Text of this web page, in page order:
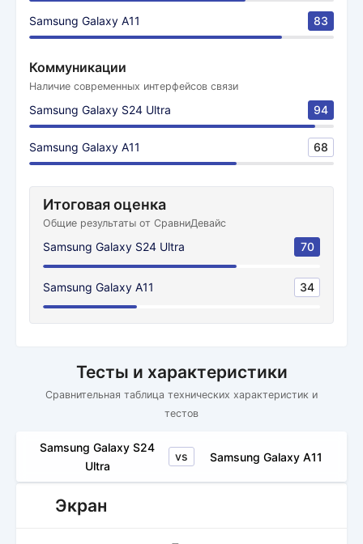
Samsung Galaxy A11 83
Коммуникации
Наличие современных интерфейсов связи
Samsung Galaxy S24 Ultra 94
Samsung Galaxy A11 68
Итоговая оценка
Общие результаты от СравниДевайс
Samsung Galaxy S24 Ultra 70
Samsung Galaxy A11 34
Тесты и характеристики
Сравнительная таблица технических характеристик и
тестов
Samsung Galaxy S24
Ultra
vs Samsung Galaxy A11
Экран